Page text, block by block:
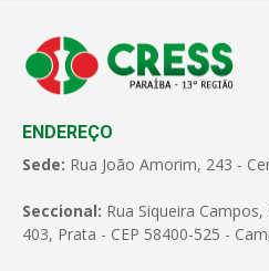
ENDEREÇO
Sede: Rua João Amorim, 243 -
Seccional: Rua Siqueira
403, Prata - CEP 58400-525 -